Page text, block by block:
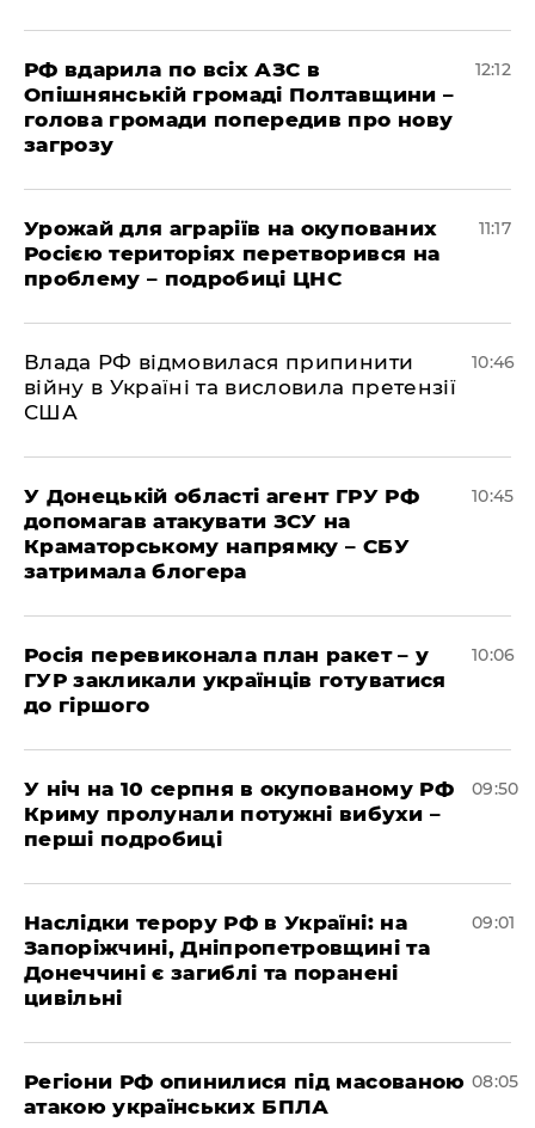
РФ вдарила по всіх АЗС в
Опішнянській громаді Полтавщини –
голова громади попередив про нову
загрозу
12:12
Урожай для аграріїв на окупованих
Росією територіях перетворився на
проблему – подробиці ЦНС
11:17
Влада РФ відмовилася припинити
війну в Україні та висловила претензії
США
10:46
У Донецькій області агент ГРУ РФ
допомагав атакувати ЗСУ на
Краматорському напрямку – СБУ
затримала блогера
10:45
Росія перевиконала план ракет – у
ГУР закликали українців готуватися
до гіршого
10:06
У ніч на 10 серпня в окупованому РФ
Криму пролунали потужні вибухи –
перші подробиці
09:50
Наслідки терору РФ в Україні: на
Запоріжчині, Дніпропетровщині та
Донеччині є загиблі та поранені
цивільні
09:01
Регіони РФ опинилися під масованою
атакою українських БПЛА
08:05